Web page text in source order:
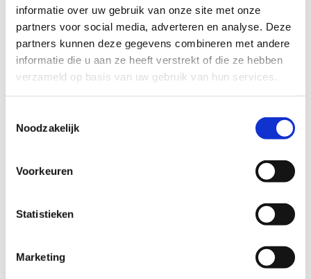
informatie over uw gebruik van onze site met onze
partners voor social media, adverteren en analyse. Deze
partners kunnen deze gegevens combineren met andere
informatie die u aan ze heeft verstrekt of die ze hebben
verzameld op basis van uw gebruik van hun services.
Noodzakelijk
Voorkeuren
Statistieken
Marketing
Formaat: 21 - 25 cm
€ 40,74
Aanvraag informatie / bestellen